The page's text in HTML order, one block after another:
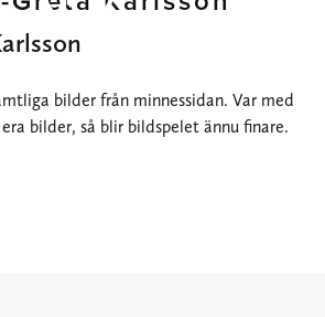
bilder från minnessidan. Var med
bilder, så blir bildspelet ännu finare.